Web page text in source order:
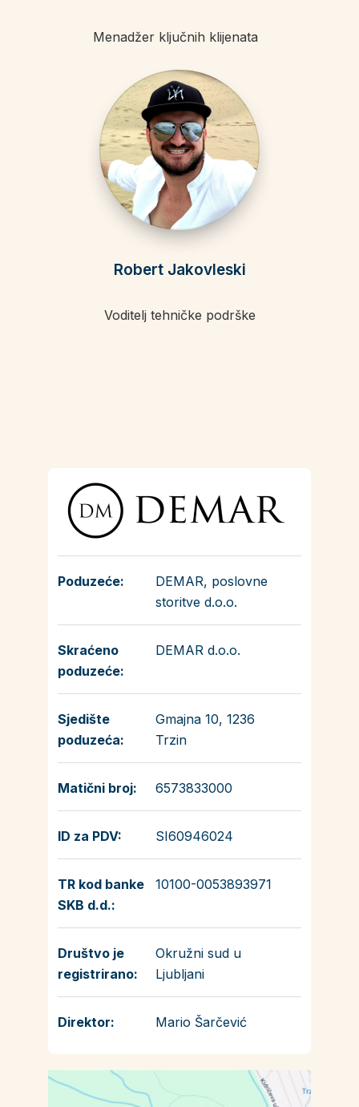
Menadžer ključnih klijenata
Robert Jakovleski
Voditelj tehničke podrške
Poduzeće:
DEMAR, poslovne
storitve d.o.o.
Skraćeno
poduzeće:
DEMAR d.o.o.
Sjedište
poduzeća:
Gmajna 10, 1236
Trzin
Matični broj: 6573833000
ID za PDV: SI60946024
TR kod banke
SKB d.d.:
10100-0053893971
Društvo je
registrirano:
Okružni sud u
Ljubljani
Direktor: Mario Šarčević